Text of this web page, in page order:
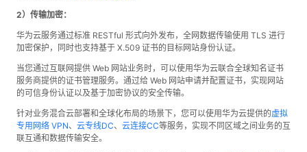
2）传输加密：
华为云服务通过标准 RESTful 形式向外发布，全网数据传输使用 TLS 进行
加密保护，同时也支持基于 X.509 证书的目标网站身份认证。
当您通过互联网提供 Web 网站业务时，可以使用华为云联合全球知名证书
服务商提供的证书管理服务。通过给 Web 网站申请并配置证书，实现网站
的可信身份认证以及基于加密协议的安全传输。
针对业务混合云部署和全球化布局的场景下，您可以使用华为云提供的虚拟
专用网络 VPN、 云专线DC、 云连接CC等服务，实现不同区域之间业务的互
联互通和数据传输安全。